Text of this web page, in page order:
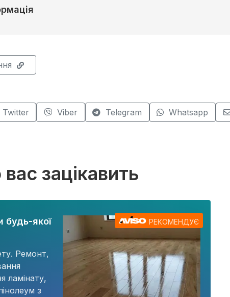
Twitter Viber Telegram Whatsapp
зацікавить
будь-якої
Ремонт,
ламінату,
з
РЕКОМЕНДУЄ